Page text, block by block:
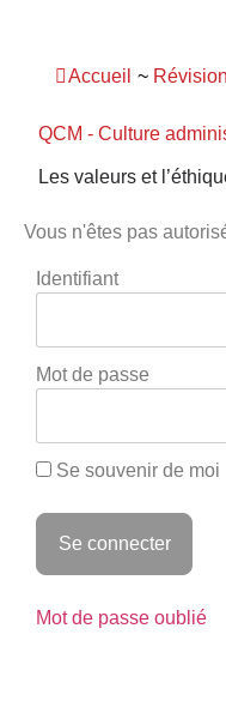
Accueil ~
QCM - Culture
Les valeurs et
Vous n'êtes pas
Identifiant
Mot de passe
Se souvenir de moi
Mot de passe oublié